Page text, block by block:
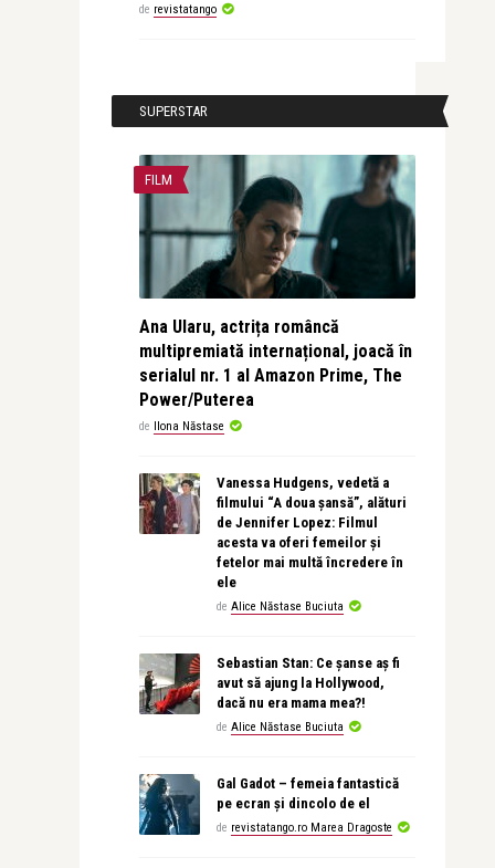
de revistatango
SUPERSTAR
FILM
Ana Ularu, actrița româncă
multipremiată internațional, joacă în
serialul nr. 1 al Amazon Prime, The
Power/Puterea
de Ilona Năstase
Vanessa Hudgens, vedetă a
filmului “A doua șansă”, alături
de Jennifer Lopez: Filmul
acesta va oferi femeilor și
fetelor mai multă încredere în
ele
de Alice Năstase Buciuta
Sebastian Stan: Ce șanse aș fi
avut să ajung la Hollywood,
dacă nu era mama mea?!
de Alice Năstase Buciuta
Gal Gadot – femeia fantastică
pe ecran și dincolo de el
de revistatango.ro Marea Dragoste